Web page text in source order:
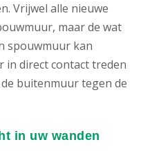
Vrijwel alle nieuwe
maar de wat
spouwmuur kan
in direct contact treden
buitenmuur tegen de
in uw wanden